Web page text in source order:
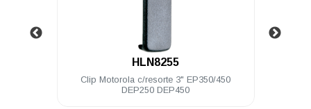
HLN8255
Clip Motorola c/resorte 3" EP350/450
DEP250 DEP450